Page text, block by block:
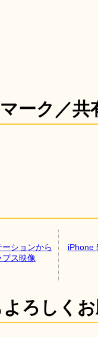
ーク／共
ションから
ス映像
iPhone
ろしく